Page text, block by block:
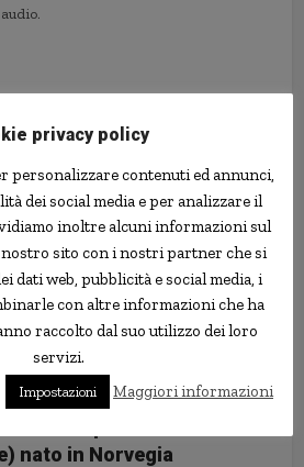
hi-fi hobby
nato in Norvegia
privacy policy
personalizzare contenuti ed annunci,
dei social media e per analizzare il
inoltre alcuni informazioni sul
sito con i nostri partner che si
dati web, pubblicità e social media, i
con altre informazioni che ha
raccolto dal suo utilizzo dei loro
servizi.
Impostazioni Maggiori informazioni